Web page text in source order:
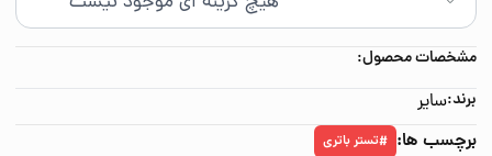
مشخصات محصول:
برند:سایر
برچسب ها: #تستر باتری